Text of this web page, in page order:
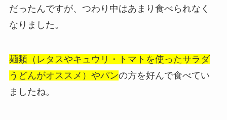
だったんですが、つわり中はあまり食べられなく
なりました。
麺類（レタスやキュウリ・トマトを使ったサラダ
うどんがオススメ）やパンの方を好んで食べてい
ましたね。